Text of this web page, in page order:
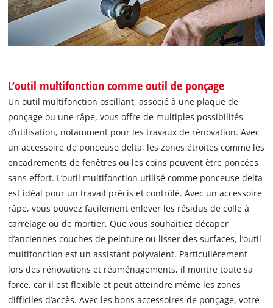
L’outil multifonction comme outil de ponçage
Un outil multifonction oscillant, associé à une plaque de
ponçage ou une râpe, vous offre de multiples possibilités
d’utilisation, notamment pour les travaux de rénovation. Avec
un accessoire de ponceuse delta, les zones étroites comme les
encadrements de fenêtres ou les coins peuvent être poncées
sans effort. L’outil multifonction utilisé comme ponceuse delta
est idéal pour un travail précis et contrôlé. Avec un accessoire
râpe, vous pouvez facilement enlever les résidus de colle à
carrelage ou de mortier. Que vous souhaitiez décaper
d’anciennes couches de peinture ou lisser des surfaces, l’outil
multifonction est un assistant polyvalent. Particulièrement
lors des rénovations et réaménagements, il montre toute sa
force, car il est flexible et peut atteindre même les zones
difficiles d’accès. Avec les bons accessoires de ponçage, votre